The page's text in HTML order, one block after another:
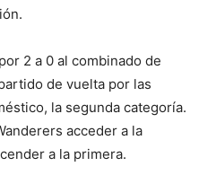
2 a 0 al combinado de
de vuelta por las
la segunda categoría.
acceder a la
a la primera.